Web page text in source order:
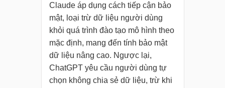
Claude áp dụng cách tiếp cận bảo
mật, loại trừ dữ liệu người dùng
khỏi quá trình đào tạo mô hình theo
mặc định, mang đến tính bảo mật
dữ liệu nâng cao. Ngược lại,
ChatGPT yêu cầu người dùng tự
chọn không chia sẻ dữ liệu, trừ khi